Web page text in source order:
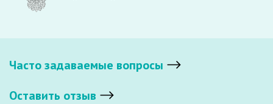
Часто задаваемые вопросы
Оставить отзыв